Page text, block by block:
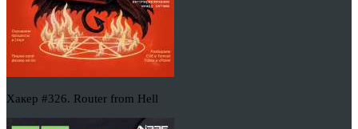
Хакер #326. Router from Hell